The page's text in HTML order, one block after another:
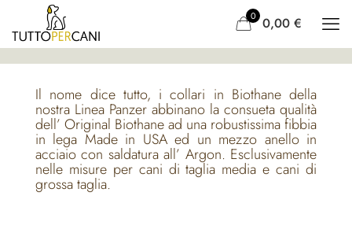
0 0,00 €
Il nome dice tutto, i collari in Biothane della
nostra Linea Panzer abbinano la consueta qualità
dell’ Original Biothane ad una robustissima fibbia
in lega Made in USA ed un mezzo anello in
acciaio con saldatura all’ Argon. Esclusivamente
nelle misure per cani di taglia media e cani di
grossa taglia.